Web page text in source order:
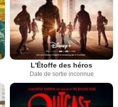
L'Étoffe des héros
Date de sortie inconnue